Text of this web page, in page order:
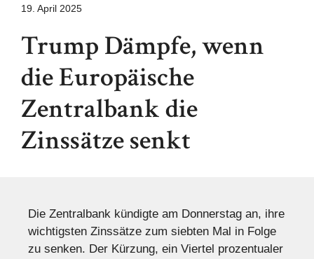
19. April 2025
Trump Dämpfe, wenn
die Europäische
Zentralbank die
Zinssätze senkt
Die Zentralbank kündigte am Donnerstag an, ihre
wichtigsten Zinssätze zum siebten Mal in Folge
zu senken. Der Kürzung, ein Viertel prozentualer